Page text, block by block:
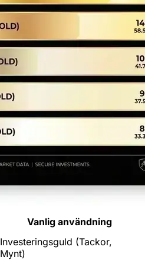
Vanlig användning
Investeringsguld (Tackor,
Mynt)